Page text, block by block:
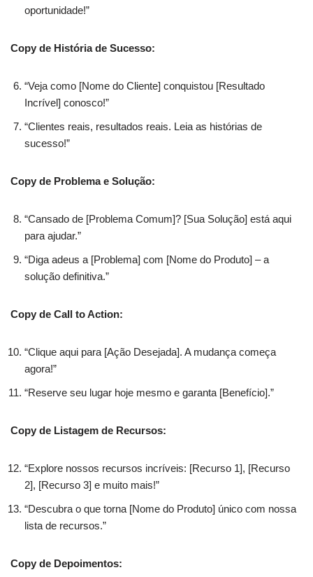
oportunidade!”
Copy de História de Sucesso:
“Veja como [Nome do Cliente] conquistou [Resultado
Incrível] conosco!”
“Clientes reais, resultados reais. Leia as histórias de
sucesso!”
Copy de Problema e Solução:
“Cansado de [Problema Comum]? [Sua Solução] está aqui
para ajudar.”
“Diga adeus a [Problema] com [Nome do Produto] – a
solução definitiva.”
Copy de Call to Action:
“Clique aqui para [Ação Desejada]. A mudança começa
agora!”
“Reserve seu lugar hoje mesmo e garanta [Benefício].”
Copy de Listagem de Recursos:
“Explore nossos recursos incríveis: [Recurso 1], [Recurso
2], [Recurso 3] e muito mais!”
“Descubra o que torna [Nome do Produto] único com nossa
lista de recursos.”
Copy de Depoimentos: